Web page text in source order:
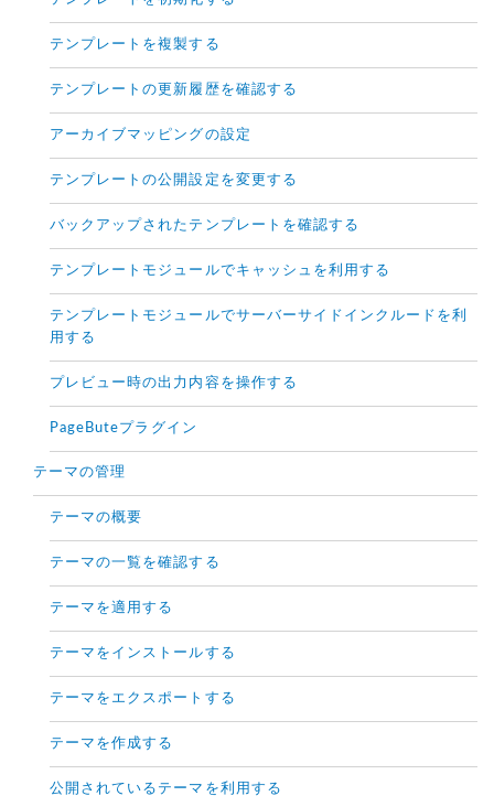
テンプレートを複製する
テンプレートの更新履歴を確認する
アーカイブマッピングの設定
テンプレートの公開設定を変更する
バックアップされたテンプレートを確認する
テンプレートモジュールでキャッシュを利用する
テンプレートモジュールでサーバーサイドインクルードを利
用する
プレビュー時の出力内容を操作する
PageButeプラグイン
テーマの管理
テーマの概要
テーマの一覧を確認する
テーマを適用する
テーマをインストールする
テーマをエクスポートする
テーマを作成する
公開されているテーマを利用する